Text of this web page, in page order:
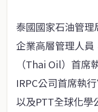
泰國國家石油管
企業高層管理人員
（Thai Oil）首席
IRPC公司首席執
以及PTT全球化學